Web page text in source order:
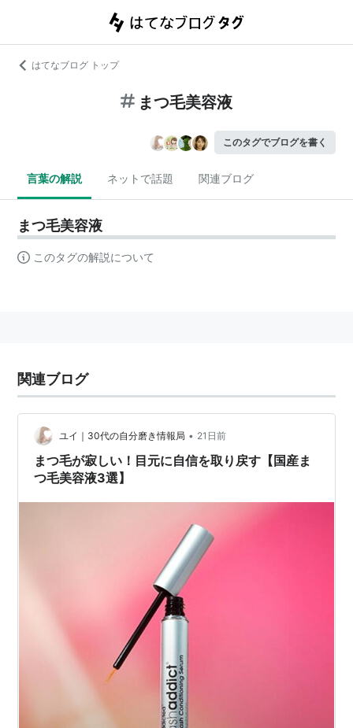
はてなブログ トップ
まつ毛美容液
このタグでブログを書く
言葉の解説 ネットで話題 関連ブログ
まつ毛美容液
このタグの解説について
関連ブログ
ユイ｜30代の自分磨き情報局 • 21日前
まつ毛が寂しい！目元に自信を取り戻す【国産ま
つ毛美容液3選】